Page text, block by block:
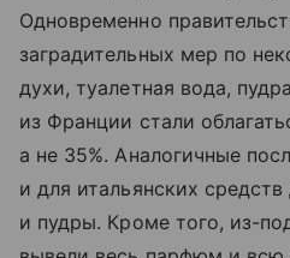
Одновременно
заградительных мер по
духи, туалетная вода,
из Франции стали
а не 35%. Аналогичные
и для итальянских
и пудры. Кроме того, из-